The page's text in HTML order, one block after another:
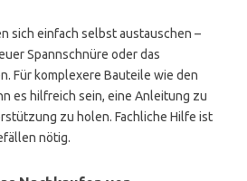
sich einfach selbst austauschen –
Spannschnüre oder das
Für komplexere Bauteile wie den
es hilfreich sein, eine Anleitung zu
zu holen. Fachliche Hilfe ist
nötig.